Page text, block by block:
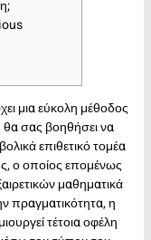
μια εύκολη μέθοδος
σας βοηθήσει να
επιθετικό τομέα
ο οποίος επομένως
μαθηματικά
πραγματικότητα, η
τέτοια οφέλη